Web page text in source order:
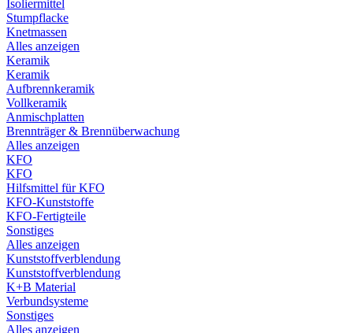
Isoliermittel
Stumpflacke
Knetmassen
Alles anzeigen
Keramik
Keramik
Aufbrennkeramik
Vollkeramik
Anmischplatten
Brennträger & Brennüberwachung
Alles anzeigen
KFO
KFO
Hilfsmittel für KFO
KFO-Kunststoffe
KFO-Fertigteile
Sonstiges
Alles anzeigen
Kunststoffverblendung
Kunststoffverblendung
K+B Material
Verbundsysteme
Sonstiges
Alles anzeigen